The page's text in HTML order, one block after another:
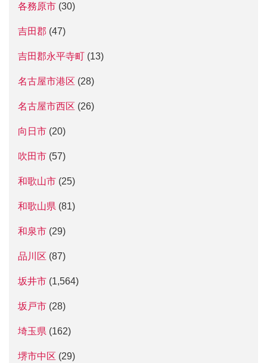
各務原市 (30)
吉田郡 (47)
吉田郡永平寺町 (13)
名古屋市港区 (28)
名古屋市西区 (26)
向日市 (20)
吹田市 (57)
和歌山市 (25)
和歌山県 (81)
和泉市 (29)
品川区 (87)
坂井市 (1,564)
坂戸市 (28)
埼玉県 (162)
堺市中区 (29)